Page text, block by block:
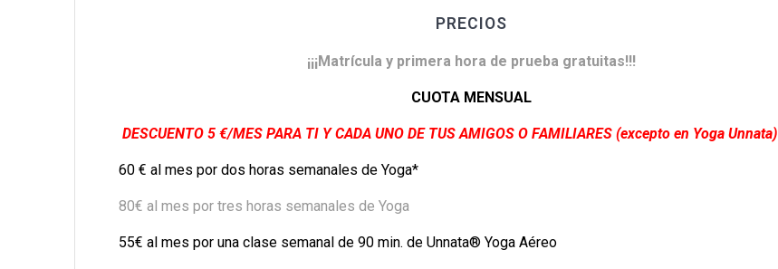
PRECIOS
¡¡¡Matrícula y primera hora de prueba gratuitas!!!
CUOTA MENSUAL
DESCUENTO 5 €/MES PARA TI Y CADA UNO DE TUS AMIGOS O FAMILIARES (excepto en Yoga Unnata)
60 € al mes por dos horas semanales de Yoga*
80€ al mes por tres horas semanales de Yoga
55€ al mes por una clase semanal de 90 min. de Unnata® Yoga Aéreo